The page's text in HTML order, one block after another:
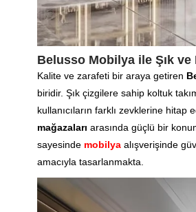
Belusso Mobilya ile Şık
Kalite ve zarafeti bir araya getiren
biridir. Şık çizgilere sahip koltuk
kullanıcıların farklı zevklerine
mağazaları arasında güçlü bir
sayesinde mobilyaalışverişinde
amacıyla tasarlanmakta.